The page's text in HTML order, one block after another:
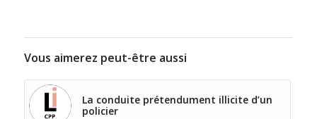
Vous aimerez peut-être aussi
La conduite prétendument illicite d’un
policier